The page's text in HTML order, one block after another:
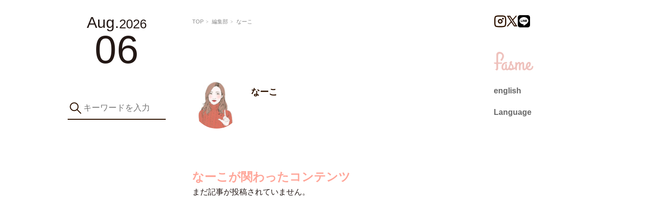
Aug.2026
06
TOP 編集部 なーこ
なーこ
なーこが関わったコンテンツ
まだ記事が投稿されていません。
english
Language